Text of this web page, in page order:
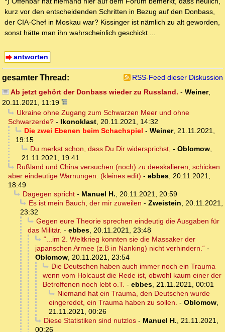
kurz vor den entscheidenden Schritten in Bezug auf den Donbass,
der CIA-Chef in Moskau war? Kissinger ist nämlich zu alt geworden,
sonst hätte man ihn wahrscheinlich geschickt ...
antworten
gesamter Thread:
RSS-Feed dieser Diskussion
Ab jetzt gehört der Donbass wieder zu Russland. - Weiner,
20.11.2021, 11:19
Ukraine ohne Zugang zum Schwarzen Meer und ohne
Schwarzerde? - Ikonoklast, 20.11.2021, 14:32
Die zwei Ebenen beim Schachspiel - Weiner, 21.11.2021,
19:15
Du merkst schon, dass Du Dir widersprichst, - Oblomow,
21.11.2021, 19:41
Rußland und China versuchen (noch) zu deeskalieren, schicken
aber eindeutige Warnungen. (kleines edit) - ebbes, 20.11.2021,
18:49
Dagegen spricht- Manuel H., 20.11.2021, 20:59
Es ist mein Bauch, der mir zuweilen - Zweistein, 20.11.2021,
23:32
Gegen eure Theorie sprechen eindeutig die Ausgaben für
das Militär. - ebbes, 20.11.2021, 23:48
“...im 2. Weltkrieg konnten sie die Massaker der
japanschen Armee (z.B in Nanking) nicht verhindern.“ -
Oblomow, 20.11.2021, 23:54
Die Deutschen haben auch immer noch ein Trauma
wenn vom Holcaust die Rede ist, obwohl kaum einer der
Betroffenen noch lebt o.T. - ebbes, 21.11.2021, 00:01
Niemand hat ein Trauma, den Deutschen wurde
eingeredet, ein Trauma haben zu sollen. - Oblomow,
21.11.2021, 00:26
Diese Statistiken sind nutzlos- Manuel H., 21.11.2021,
00:26